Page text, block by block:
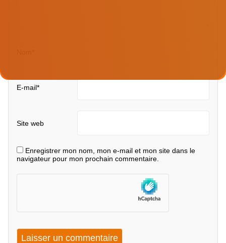
E-mail*
Site web
Enregistrer mon nom, mon e-mail et mon site dans le
navigateur pour mon prochain commentaire.